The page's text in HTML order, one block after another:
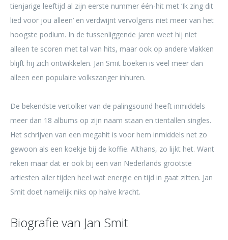
tienjarige leeftijd al zijn eerste nummer één-hit met ‘Ik zing dit
lied voor jou alleen’ en verdwijnt vervolgens niet meer van het
hoogste podium. In de tussenliggende jaren weet hij niet
alleen te scoren met tal van hits, maar ook op andere vlakken
blijft hij zich ontwikkelen. Jan Smit boeken is veel meer dan
alleen een populaire volkszanger inhuren.
De bekendste vertolker van de palingsound heeft inmiddels
meer dan 18 albums op zijn naam staan en tientallen singles.
Het schrijven van een megahit is voor hem inmiddels net zo
gewoon als een koekje bij de koffie. Althans, zo lijkt het. Want
reken maar dat er ook bij een van Nederlands grootste
artiesten aller tijden heel wat energie en tijd in gaat zitten. Jan
Smit doet namelijk niks op halve kracht.
Biografie van Jan Smit